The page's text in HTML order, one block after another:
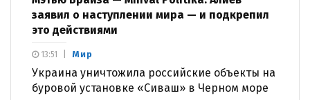
заявил о наступлении мира — и подкрепил
это действиями
Мир
Украина уничтожила российские объекты на
буровой установке «Сиваш» в Черном море
13:51